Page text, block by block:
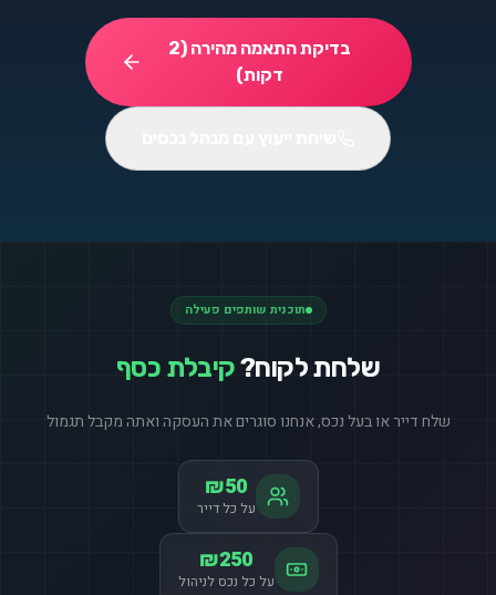
בדיקת התאמה מהירה (2
דקות)
תוכנית שותפים פעילה
שלחת לקוח?קיבלת כסף
שלח דייר או בעל נכס, אנחנו סוגרים את העסקה ואתה מקבל תגמול
₪50
על כל דייר
₪250
על כל נכס לניהול